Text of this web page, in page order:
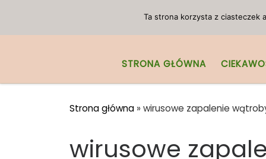
STRONA GŁÓWNA
Strona główna » wirusowe zapalenie
wirusowe
Ta strona korzysta z ciasteczek